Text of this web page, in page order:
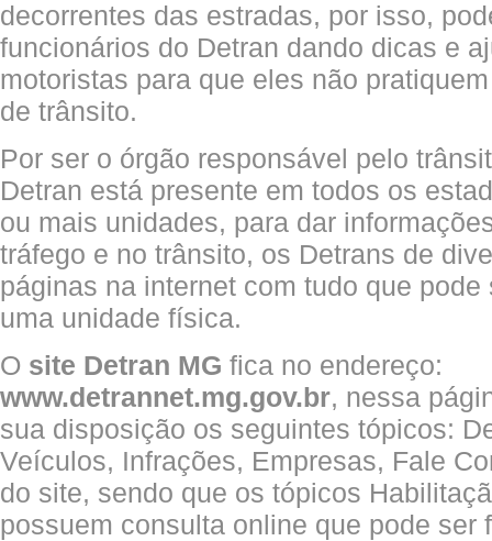
decorrentes das estradas, por isso,
funcionários do Detran dando dicas e
motoristas para que eles não
de trânsito.
Por ser o órgão responsável pelo
Detran está presente em todos os
ou mais unidades, para dar
tráfego e no trânsito, os Detrans de
páginas na internet com tudo que pode
uma unidade física.
O site Detran MG fica no endereço:
www.detrannet.mg.gov.br, nessa
sua disposição os seguintes tópicos:
Veículos, Infrações, Empresas, Fale
do site, sendo que os tópicos
possuem consulta online que pode ser